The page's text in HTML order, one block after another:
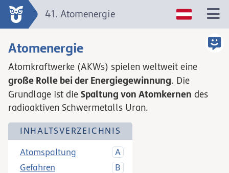
Atomenergie
Atomkraftwerke (AKWs) spielen weltweit eine
große Rolle bei der Energiegewinnung. Die
Grundlage ist die Spaltung von Atomkernen des
radioaktiven Schwermetalls Uran.
INHALTSVERZEICHNIS
Atomspaltung
Gefahren
41. Atomenergie